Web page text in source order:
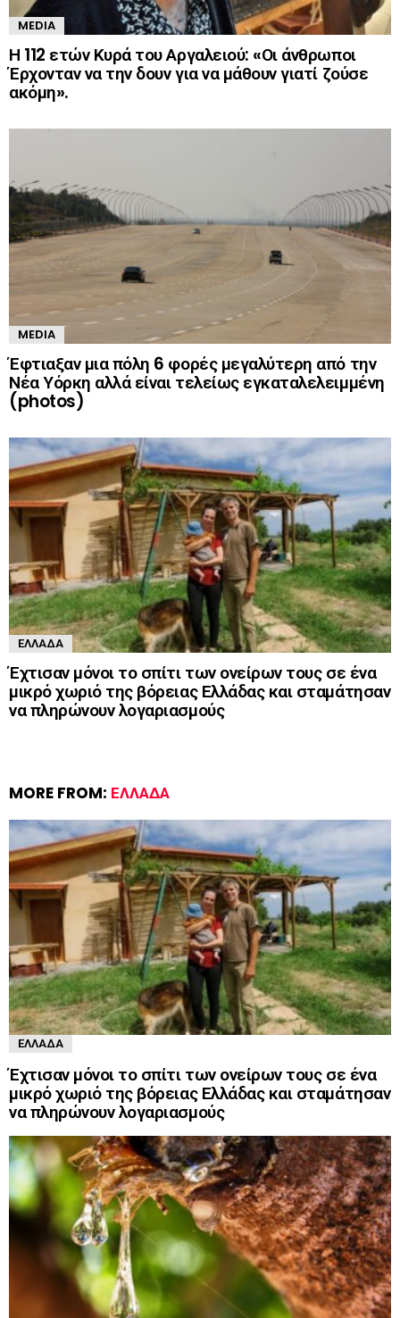
MEDIA
Η 112 ετών Κυρά του Αργαλειού: «Οι άνθρωποι
Έρχονταν να την δουν για να μάθουν γιατί ζούσε
ακόμη».
MEDIA
Έφτιαξαν μια πόλη 6 φορές μεγαλύτερη από την
Νέα Υόρκη αλλά είναι τελείως εγκαταλελειμμένη
(photos)
ΕΛΛΆΔΑ
Έχτισαν μόνοι το σπίτι των ονείρων τους σε ένα
μικρό χωριό της βόρειας Ελλάδας και σταμάτησαν
να πληρώνουν λογαριασμούς
MORE FROM: ΕΛΛΆΔΑ
ΕΛΛΆΔΑ
Έχτισαν μόνοι το σπίτι των ονείρων τους σε ένα
μικρό χωριό της βόρειας Ελλάδας και σταμάτησαν
να πληρώνουν λογαριασμούς